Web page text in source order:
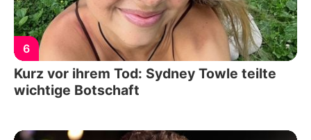
6
Kurz vor ihrem Tod: Sydney Towle teilte
wichtige Botschaft